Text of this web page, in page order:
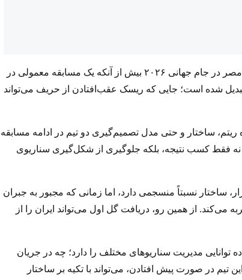
به گزارش پایگاه خبری خبرشهر، دیدار تیم‌های ملی فوتبال ایران مقابل مصر در جام جهانی ۲۰۲۶ بیش از آنکه یک مسابقه معمولی در
شده است؛ جایی که ریسک عقب‌افتادن از حریف می‌تواند
ساختار و حتی مدل تصمیم‌گیری دو تیم در ادامه مسابقه
فقط کسب نتیجه، بلکه جلوگیری از شکل‌گیری سناریوی
ساختار نسبتاً منسجمی دارد، اما زمانی که مجبور به جبران
می‌کند. از همین رو، دریافت گل اول می‌تواند ایران را از
مدیریت سناریوهای مختلف را دارد؛ چه در جریان
در صورت پیش افتادن، می‌تواند با تکیه بر ساختار